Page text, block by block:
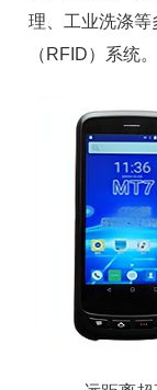
理、工业洗涤等
（RFID）系统。